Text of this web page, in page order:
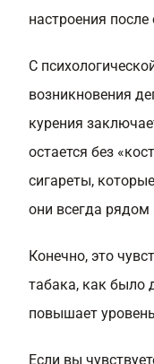
настроения после
С
возникновения
курения
остается без
сигареты,
они всегда
Конечно, это
табака, как было
повышает
Если вы